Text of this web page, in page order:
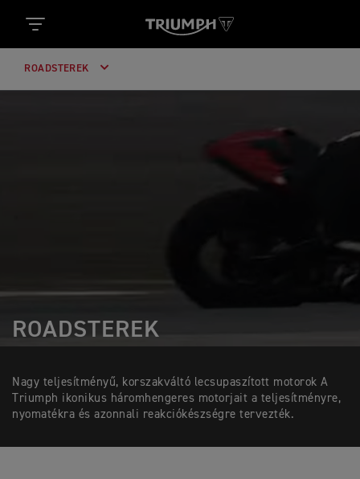
ROADSTEREK
ROADSTEREK
Nagy teljesítményű, korszakváltó lecsupaszított motorok A
Triumph ikonikus háromhengeres motorjait a teljesítményre,
nyomatékra és azonnali reakciókészségre tervezték.